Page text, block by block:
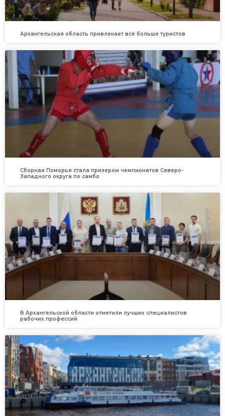
Архангельская область привлекает всё больше туристов
Сборная Поморья стала призером чемпионатов Северо-
Западного округа по самбо
В Архангельской области отметили лучших специалистов
рабочих профессий